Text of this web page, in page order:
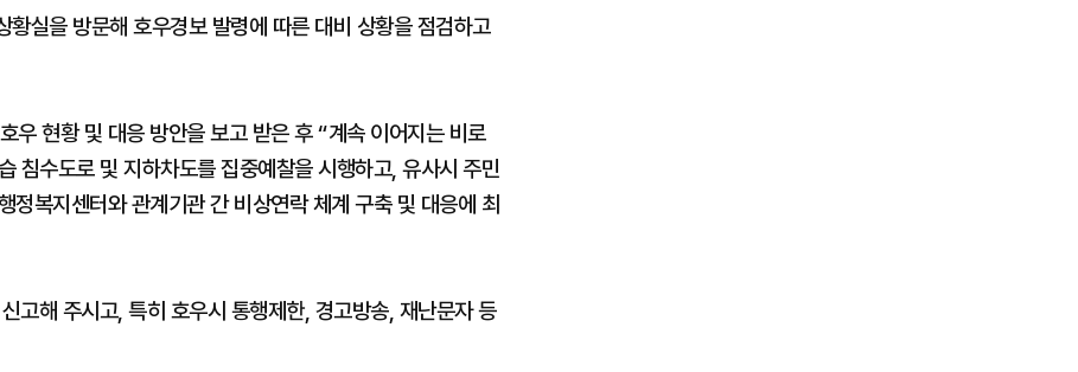
실을 방문해 호우경보 발령에 따른 대비 상황을 점검하고
우 현황 및 대응 방안을 보고 받은 후 “계속 이어지는 비로
침수도로 및 지하차도를 집중예찰을 시행하고, 유사시 주민
정복지센터와 관계기관 간 비상연락 체계 구축 및 대응에 최
고해 주시고, 특히 호우시 통행제한, 경고방송, 재난문자 등